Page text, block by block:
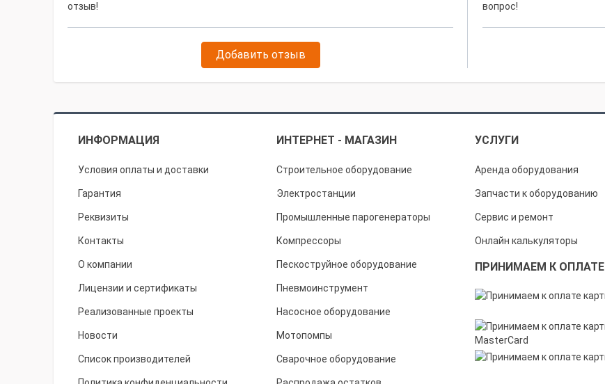
отзыв!
Добавить отзыв
вопрос!
ИНФОРМАЦИЯ ИНТЕРНЕТ - МАГАЗИН УСЛУГИ
Условия оплаты и доставки
Гарантия
Реквизиты
Контакты
О компании
Лицензии и сертификаты
Реализованные проекты
Новости
Список производителей
Строительное оборудование
Электростанции
Промышленные парогенераторы
Компрессоры
Пескоструйное оборудование
Пневмоинструмент
Насосное оборудование
Мотопомпы
Сварочное оборудование
Аренда оборудования
Запчасти к оборудованию
Сервис и ремонт
Онлайн калькуляторы
ПРИНИМАЕМ К ОПЛАТЕ